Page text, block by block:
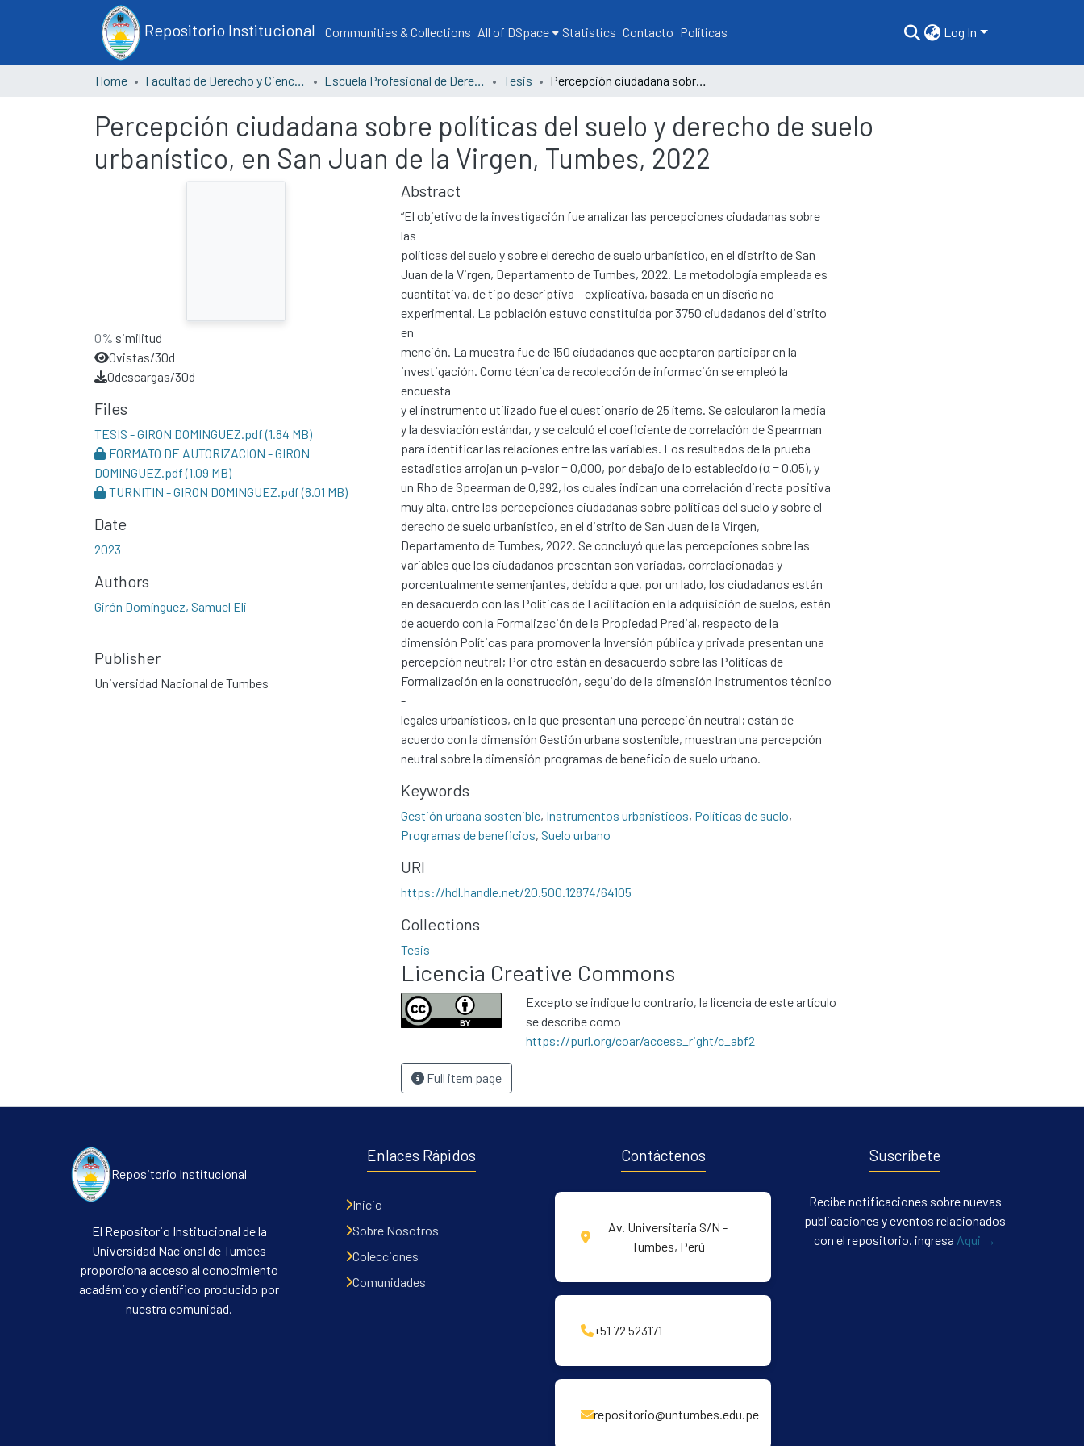
Repositorio Institucional Communities & Collections All of DSpace Statistics Contacto Políticas Log In
Home Facultad de Derecho y Ciencias Políticas Escuela Profesional de Derecho Tesis Percepción ciudadana sobre políticas del suelo y derecho de suelo urbanístico, en San Juan de la Virgen, Tumbes, 2022
Percepción ciudadana sobre políticas del suelo y derecho de suelo
urbanístico, en San Juan de la Virgen, Tumbes, 2022
0% similitud
0vistas/30d
0descargas/30d
Files
TESIS - GIRON DOMINGUEZ.pdf(1.84 MB)
FORMATO DE AUTORIZACION - GIRON
DOMINGUEZ.pdf(1.09 MB)
TURNITIN - GIRON DOMINGUEZ.pdf(8.01 MB)
Date
2023
Authors
Girón Domínguez, Samuel Eli
Publisher
Universidad Nacional de Tumbes
Abstract
“El objetivo de la investigación fue analizar las percepciones ciudadanas sobre
las
políticas del suelo y sobre el derecho de suelo urbanístico, en el distrito de San
Juan de la Virgen, Departamento de Tumbes, 2022. La metodología empleada es
cuantitativa, de tipo descriptiva – explicativa, basada en un diseño no
experimental. La población estuvo constituida por 3750 ciudadanos del distrito
en
mención. La muestra fue de 150 ciudadanos que aceptaron participar en la
investigación. Como técnica de recolección de información se empleó la
encuesta
y el instrumento utilizado fue el cuestionario de 25 ítems. Se calcularon la media
y la desviación estándar, y se calculó el coeficiente de correlación de Spearman
para identificar las relaciones entre las variables. Los resultados de la prueba
estadistica arrojan un p-valor = 0,000, por debajo de lo establecido (α = 0,05), y
un Rho de Spearman de 0,992, los cuales indican una correlación directa positiva
muy alta, entre las percepciones ciudadanas sobre políticas del suelo y sobre el
derecho de suelo urbanístico, en el distrito de San Juan de la Virgen,
Departamento de Tumbes, 2022. Se concluyó que las percepciones sobre las
variables que los ciudadanos presentan son variadas, correlacionadas y
porcentualmente semenjantes, debido a que, por un lado, los ciudadanos están
en desacuerdo con las Políticas de Facilitación en la adquisición de suelos, están
de acuerdo con la Formalización de la Propiedad Predial, respecto de la
dimensión Políticas para promover la Inversión pública y privada presentan una
percepción neutral; Por otro están en desacuerdo sobre las Políticas de
Formalización en la construcción, seguido de la dimensión Instrumentos técnico
-
legales urbanísticos, en la que presentan una percepción neutral; están de
acuerdo con la dimensión Gestión urbana sostenible, muestran una percepción
neutral sobre la dimensión programas de beneficio de suelo urbano.
Keywords
Gestión urbana sostenible, Instrumentos urbanísticos, Políticas de suelo,
Programas de beneficios, Suelo urbano
URI
https://hdl.handle.net/20.500.12874/64105
Collections
Tesis
Licencia Creative Commons
Excepto se indique lo contrario, la licencia de este artículo
se describe como
https://purl.org/coar/access_right/c_abf2
Full item page
Repositorio Institucional
El Repositorio Institucional de la
Universidad Nacional de Tumbes
proporciona acceso al conocimiento
académico y científico producido por
nuestra comunidad.
Enlaces Rápidos
Inicio
Sobre Nosotros
Colecciones
Comunidades
Contáctenos
Av. Universitaria S/N -
Tumbes, Perú
+51 72 523171
repositorio@untumbes.edu.pe
Suscríbete
Recibe notificaciones sobre nuevas
publicaciones y eventos relacionados
con el repositorio. ingresa Aqui →